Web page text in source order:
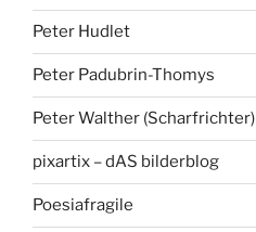
Peter Hudlet
Peter Padubrin-Thomys
Peter Walther (Scharfrichter)
pixartix – dAS bilderblog
Poesiafragile